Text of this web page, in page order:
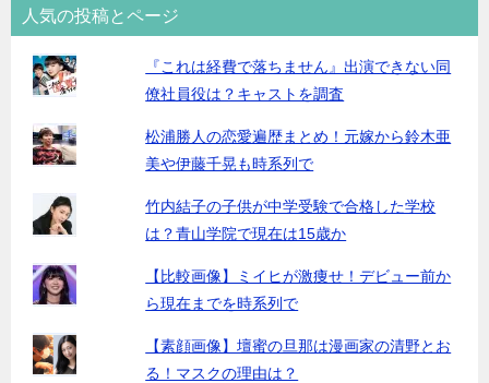
人気の投稿とページ
『これは経費で落ちません』出演できない同
僚社員役は？キャストを調査
松浦勝人の恋愛遍歴まとめ！元嫁から鈴木亜
美や伊藤千晃も時系列で
竹内結子の子供が中学受験で合格した学校
は？青山学院で現在は15歳か
【比較画像】ミイヒが激痩せ！デビュー前か
ら現在までを時系列で
【素顔画像】壇蜜の旦那は漫画家の清野とお
る！マスクの理由は？